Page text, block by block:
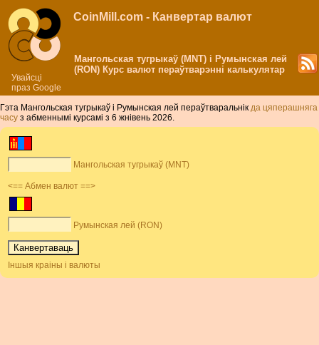
Увайсці
праз Google
CoinMill.com - Канвертар валют
Мангольская тугрыкаў (MNT) і Румынская лей
(RON) Курс валют пераўтварэнні калькулятар
Гэта Мангольская тугрыкаў і Румынская лей пераўтваральнік да цяперашняга
часу з абменнымі курсамі з 6 жнівень 2026.
Мангольская тугрыкаў (MNT)
<== Абмен валют ==>
Румынская лей (RON)
Іншыя краіны і валюты